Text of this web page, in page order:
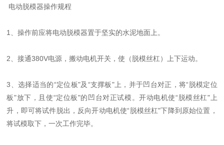
电动脱模器操作规程
1、操作前应将电动脱模器置于坚实的水泥地面上。
2、接通380V电源，搬动电机开关，使（脱模丝杠）上下运动。
3、选择适当的“定位板"及“支撑板"上，并于凹台对正，将“脱模定位
板"放下，且使“定位板"的凹台对正试模。开动电机使“脱模丝杠"上
升，即可将试件脱出，反向开动电机使“脱模丝杠"下降到原始位置，
将试模取下，一次工作完毕。